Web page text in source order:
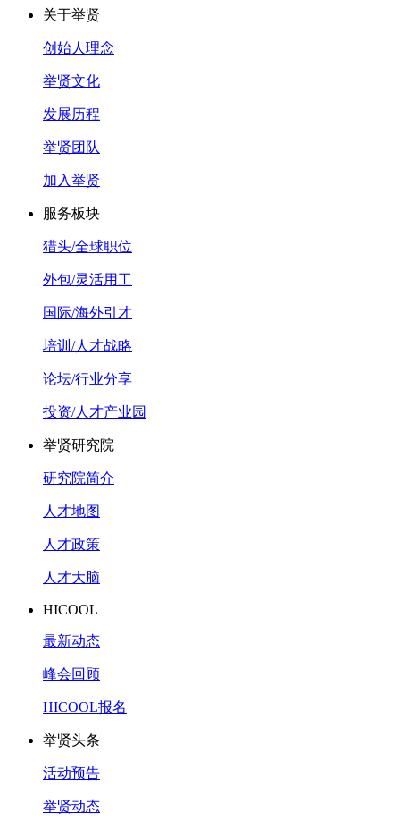
关于举贤
创始人理念
举贤文化
发展历程
举贤团队
加入举贤
服务板块
猎头/全球职位
外包/灵活用工
国际/海外引才
培训/人才战略
论坛/行业分享
投资/人才产业园
举贤研究院
研究院简介
人才地图
人才政策
人才大脑
HICOOL
最新动态
峰会回顾
HICOOL报名
举贤头条
活动预告
举贤动态